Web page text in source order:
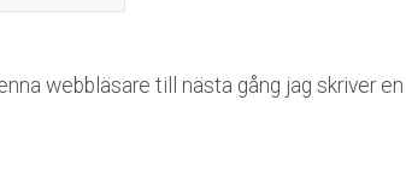
webbläsare till nästa gång jag skriver